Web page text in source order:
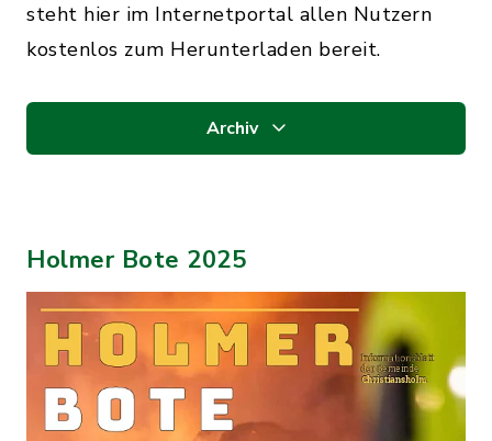
steht hier im Internetportal allen Nutzern
kostenlos zum Herunterladen bereit.
Archiv
Holmer Bote 2025